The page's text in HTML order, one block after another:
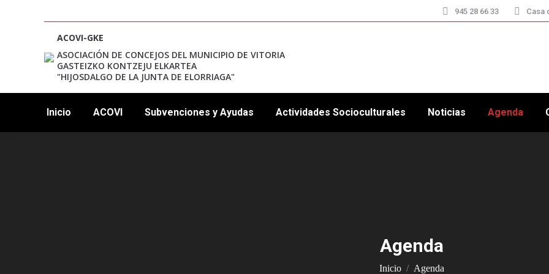
945 28 66 33 Casa
ACOVI-GKE
ASOCIACIÓN DE CONCEJOS DEL MUNICIPIO DE VITORIA
GASTEIZKO KONTZEJU ELKARTEA
"HIJOSDALGO DE LA JUNTA DE ELORRIAGA"
Inicio ACOVI Subvenciones y Ayudas Actividades Socioculturales Noticias Agenda
Agenda
Estás aquí:
Inicio
Agenda